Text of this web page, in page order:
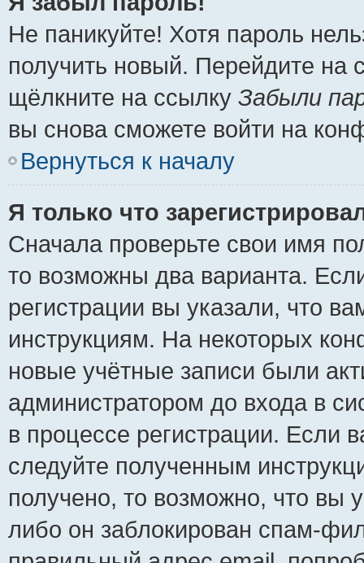
Не паникуйте! Хотя пароль
получить новый. Перейдите на
щёлкните на ссылку Забыли
вы снова сможете войти на
Вернуться к началу
Я только что
Сначала проверьте свои имя
то возможны два варианта.
регистрации вы указали, что
инструкциям. На некоторых
новые учётные записи были
администратором до входа в
в процессе регистрации.
следуйте полученным
получено, то возможно, что вы
либо он заблокирован спам-